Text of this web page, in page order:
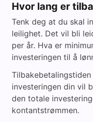
Hvor lang er
Tenk deg at du skal
leilighet. Det vil bli
per år. Hva er
investeringen til å
investeringen din vil
den totale
kontantstrømmen.